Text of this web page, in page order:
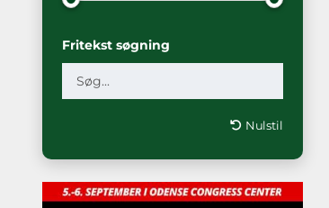
Fritekst søgning
Nulstil